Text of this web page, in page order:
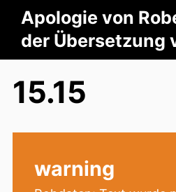
Apologie von
der Übersetzung
15.15
warning